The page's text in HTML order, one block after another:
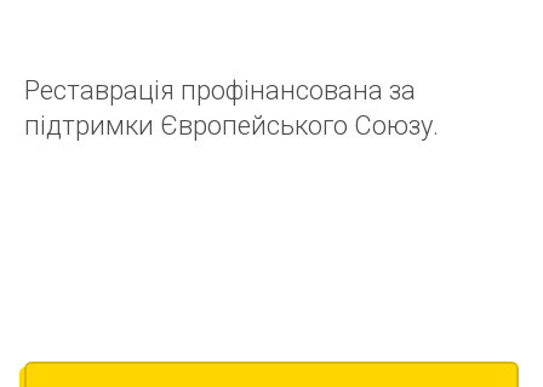
Реставрація профінансована за
підтримки Європейського Союзу.